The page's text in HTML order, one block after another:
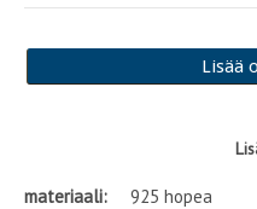
materiaali:
925 hopea